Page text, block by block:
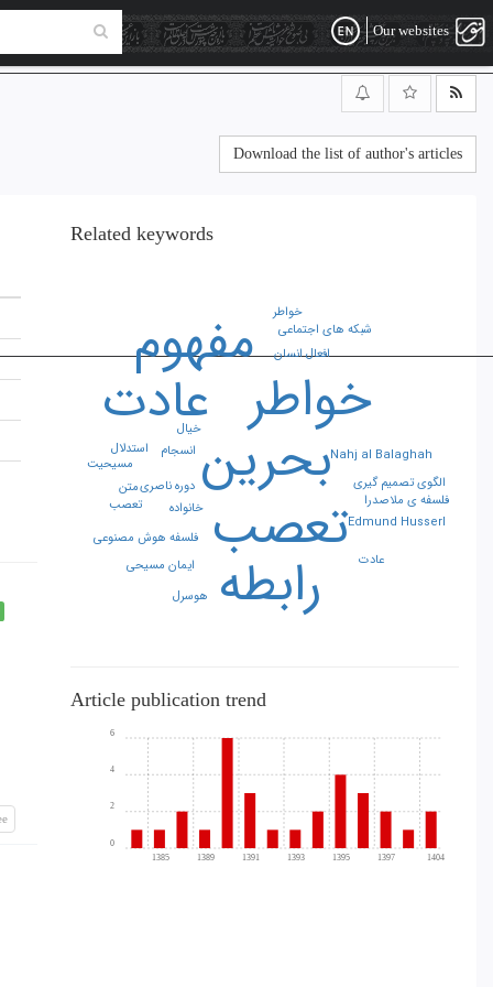
Our websites
Download the list of author's articles
Related keywords
بحرین
تعصب
خواطر عادت
رابطه
مفهوم
Nahj al Balaghah
الگوی تصمیم گیری
انسجام
خانواده
خیال
دوره ناصری
شبکه های اجتماعی
فلسفه هوش مصنوعی
فلسفه ی ملاصدرا
Edmund Husserl
استدلال
افعال انسان
ایمان مسیحی
تعصب
خواطر
عادت
متن
مسیحیت
هوسرل
Article publication trend
1385 1389 1391 1393 1395 1397 1404
0
2
4
6